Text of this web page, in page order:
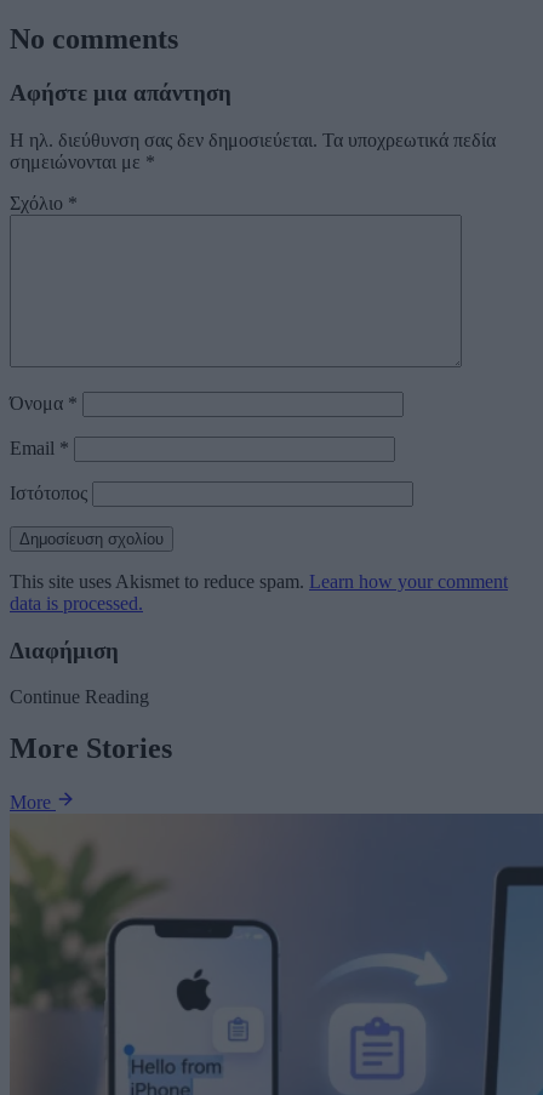
No comments
Αφήστε μια απάντηση
Η ηλ. διεύθυνση σας δεν δημοσιεύεται. Τα υποχρεωτικά πεδία
σημειώνονται με *
Σχόλιο *
Όνομα *
Email *
Ιστότοπος
This site uses Akismet to reduce spam. Learn how your comment
data is processed.
Διαφήμιση
Continue Reading
More Stories
More